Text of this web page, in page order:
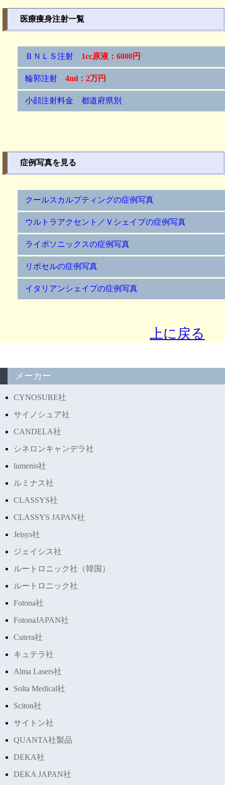
医療痩身注射一覧
ＢＮＬＳ注射 1cc原液：6000円
輪郭注射 4ml：2万円
小顔注射料金 都道府県別
症例写真を見る
クールスカルプティングの症例写真
ウルトラアクセント／Ｖシェイプの症例写真
ライポソニックスの症例写真
リポセルの症例写真
イタリアンシェイプの症例写真
上に戻る
メーカー
CYNOSURE社
サイノシュア社
CANDELA社
シネロンキャンデラ社
lumenis社
ルミナス社
CLASSYS社
CLASSYS JAPAN社
Jeisys社
ジェイシス社
ルートロニック社（韓国）
ルートロニック社
Fotona社
FotonaJAPAN社
Cutera社
キュテラ社
Alma Lasers社
Solta Medical社
Sciton社
サイトン社
QUANTA社製品
DEKA社
DEKA JAPAN社